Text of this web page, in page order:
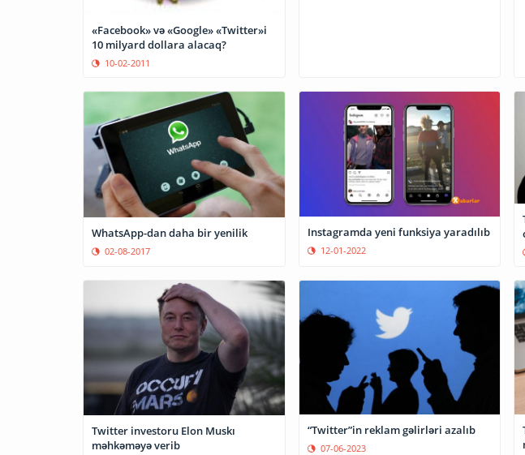
«Facebook» və «Google» «Twitter»i
10 milyard dollara alacaq?
10-02-2011
WhatsApp-dan daha bir yenilik
02-08-2017
Instagramda yeni funksiya yaradılıb
12-01-2022
Twitter investoru Elon Muskı
məhkəməyə verib
“Twitter”in reklam gəlirləri azalıb
07-06-2023